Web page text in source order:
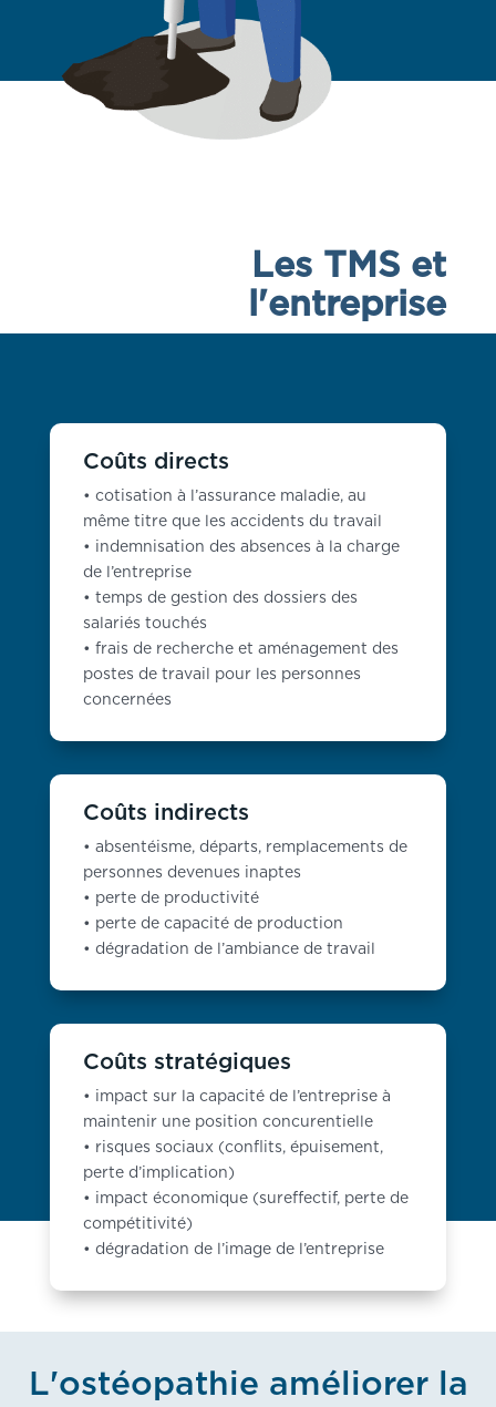
Les TMS et
l'entreprise
Coûts directs
• cotisation à l’assurance maladie, au
même titre que les accidents du travail
• indemnisation des absences à la charge
de l’entreprise
• temps de gestion des dossiers des
salariés touchés
• frais de recherche et aménagement des
postes de travail pour les personnes
concernées
Coûts indirects
• absentéisme, départs, remplacements de
personnes devenues inaptes
• perte de productivité
• perte de capacité de production
• dégradation de l’ambiance de travail
Coûts stratégiques
• impact sur la capacité de l’entreprise à
maintenir une position concurentielle
• risques sociaux (conflits, épuisement,
perte d’implication)
• impact économique (sureffectif, perte de
compétitivité)
• dégradation de l’image de l’entreprise
L'ostéopathie améliorer la